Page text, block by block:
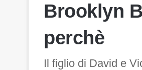
Brooklyn
perchè
Il figlio di David e